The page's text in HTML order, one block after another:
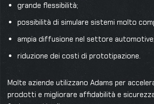
grande flessibilità;
possibilità di simulare sistemi molto
ampia diffusione nel settore automotive;
riduzione dei costi di prototipazione.
Molte aziende utilizzano Adams per
prodotti e migliorare affidabilità e